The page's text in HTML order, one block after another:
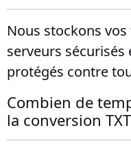
Nous stockons vos
serveurs
protégés contre
Combien de
la conversion